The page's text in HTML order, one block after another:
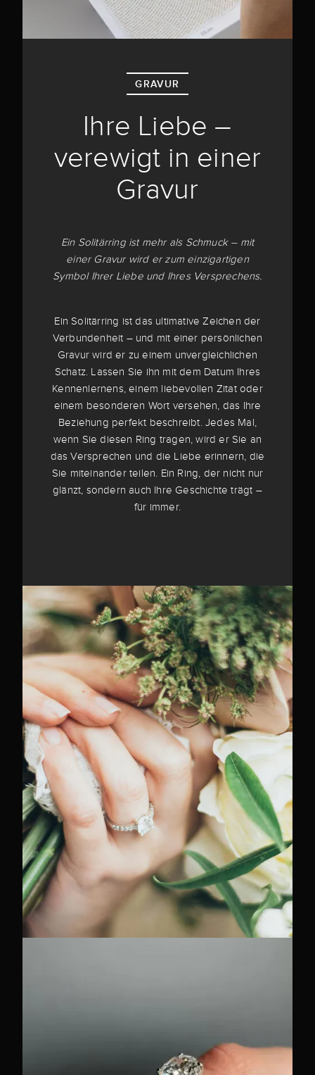
GRAVUR
Ihre Liebe –
verewigt in einer
Gravur
Ein Solitärring ist mehr als Schmuck – mit
einer Gravur wird er zum einzigartigen
Symbol Ihrer Liebe und Ihres Versprechens.
Ein Solitärring ist das ultimative Zeichen der
Verbundenheit – und mit einer persönlichen
Gravur wird er zu einem unvergleichlichen
Schatz. Lassen Sie ihn mit dem Datum Ihres
Kennenlernens, einem liebevollen Zitat oder
einem besonderen Wort versehen, das Ihre
Beziehung perfekt beschreibt. Jedes Mal,
wenn Sie diesen Ring tragen, wird er Sie an
das Versprechen und die Liebe erinnern, die
Sie miteinander teilen. Ein Ring, der nicht nur
glänzt, sondern auch Ihre Geschichte trägt –
für immer.